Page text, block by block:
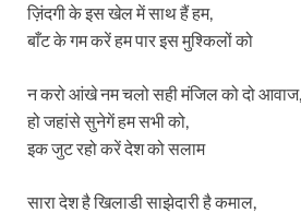
ज़िंदगी के इस खेल में साथ हैं हम,
बाँट के गम करें हम पार इस मुश्किलों को
न करो आंखे नम चलो सही मंजिल को दो आवाज,
हो जहांसे सुनेगें हम सभी को,
इक जुट रहो करें देश को सलाम
सारा देश है खिलाडी साझेदारी है कमाल,